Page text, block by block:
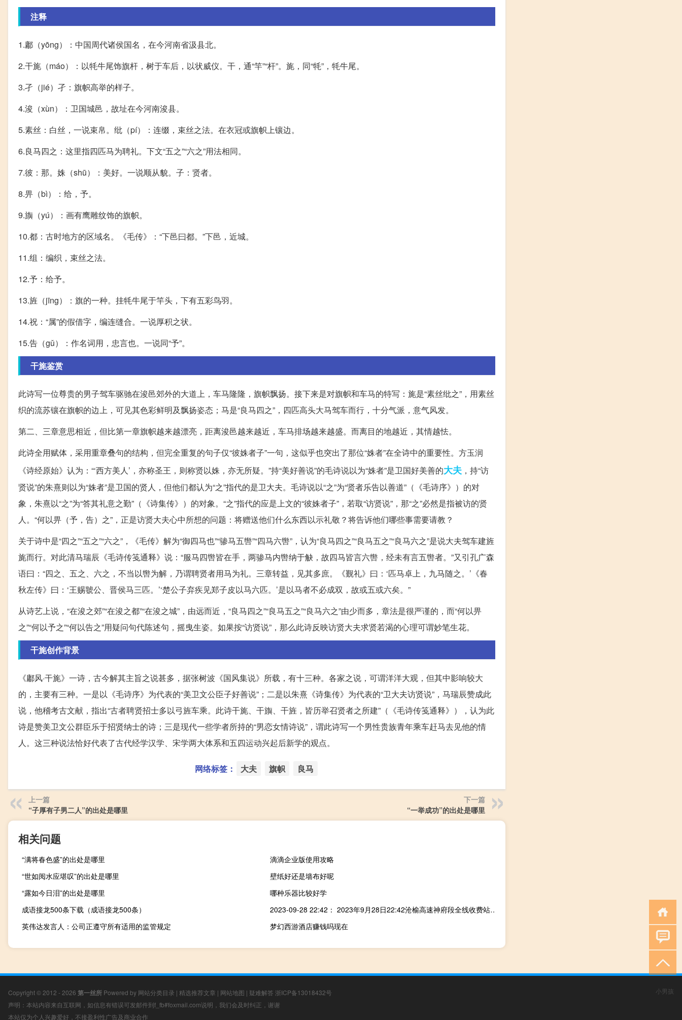
注释
1.鄘（yōng）：中国周代诸侯国名，在今河南省汲县北。
2.干旄（máo）：以牦牛尾饰旗杆，树于车后，以状威仪。干，通“竿”“杆”。旄，同“牦”，牦牛尾。
3.孑（jié）孑：旗帜高举的样子。
4.浚（xùn）：卫国城邑，故址在今河南浚县。
5.素丝：白丝，一说束帛。纰（pí）：连缀，束丝之法。在衣冠或旗帜上镶边。
6.良马四之：这里指四匹马为聘礼。下文“五之”“六之”用法相同。
7.彼：那。姝（shū）：美好。一说顺从貌。子：贤者。
8.畀（bì）：给，予。
9.旟（yú）：画有鹰雕纹饰的旗帜。
10.都：古时地方的区域名。《毛传》：“下邑曰都。”下邑，近城。
11.组：编织，束丝之法。
12.予：给予。
13.旌（jīng）：旗的一种。挂牦牛尾于竿头，下有五彩鸟羽。
14.祝：“属”的假借字，编连缝合。一说厚积之状。
15.告（gǔ）：作名词用，忠言也。一说同“予”。
干旄鉴赏
此诗写一位尊贵的男子驾车驱驰在浚邑郊外的大道上，车马隆隆，旗帜飘扬。接下来是对旗帜和车马的特写：旄是“素丝纰之”，用素丝
织的流苏镶在旗帜的边上，可见其色彩鲜明及飘扬姿态；马是“良马四之”，四匹高头大马驾车而行，十分气派，意气风发。
第二、三章意思相近，但比第一章旗帜越来越漂亮，距离浚邑越来越近，车马排场越来越盛。而离目的地越近，其情越怯。
此诗全用赋体，采用重章叠句的结构，但完全重复的句子仅“彼姝者子”一句，这似乎也突出了那位“姝者”在全诗中的重要性。方玉润
《诗经原始》认为：“‘西方美人’，亦称圣王，则称贤以姝，亦无所疑。”持“美好善说”的毛诗说以为“姝者”是卫国好美善的大夫 ，持“访
贤说”的朱熹则以为“姝者”是卫国的贤人，但他们都认为“之”指代的是卫大夫。毛诗说以“之”为“贤者乐告以善道”（《毛诗序》）的对
象，朱熹以“之”为“答其礼意之勤”（《诗集传》）的对象。“之”指代的应是上文的“彼姝者子”，若取“访贤说”，那“之”必然是指被访的贤
人。“何以畀（予，告）之”，正是访贤大夫心中所想的问题：将赠送他们什么东西以示礼敬？将告诉他们哪些事需要请教？
关于诗中是“四之”“五之”“六之”，《毛传》解为“御四马也”“骖马五辔”“四马六辔”，认为“良马四之”“良马五之”“良马六之”是说大夫驾车建旌
旄而行。对此清马瑞辰《毛诗传笺通释》说：“服马四辔皆在手，两骖马内辔纳于觖，故四马皆言六辔，经未有言五辔者。”又引孔广森
语曰：“四之、五之、六之，不当以辔为解，乃谓聘贤者用马为礼。三章转益，见其多庶。《觐礼》曰：‘匹马卓上，九马随之。’《春
秋左传》曰：‘王赐虢公、晋侯马三匹。’‘楚公子弃疾见郑子皮以马六匹。’是以马者不必成双，故或五或六矣。”
从诗艺上说，“在浚之郊”“在浚之都”“在浚之城”，由远而近，“良马四之”“良马五之”“良马六之”由少而多，章法是很严谨的，而“何以畀
之”“何以予之”“何以告之”用疑问句代陈述句，摇曳生姿。如果按“访贤说”，那么此诗反映访贤大夫求贤若渴的心理可谓妙笔生花。
干旄创作背景
《鄘风·干旄》一诗，古今解其主旨之说甚多，据张树波《国风集说》所载，有十三种。各家之说，可谓洋洋大观，但其中影响较大
的，主要有三种。一是以《毛诗序》为代表的“美卫文公臣子好善说”；二是以朱熹《诗集传》为代表的“卫大夫访贤说”，马瑞辰赞成此
说，他稽考古文献，指出“古者聘贤招士多以弓旌车乘。此诗干旄、干旟、干旌，皆历举召贤者之所建”（《毛诗传笺通释》），认为此
诗是赞美卫文公群臣乐于招贤纳士的诗；三是现代一些学者所持的“男恋女情诗说”，谓此诗写一个男性贵族青年乘车赶马去见他的情
人。这三种说法恰好代表了古代经学汉学、宋学两大体系和五四运动兴起后新学的观点。
网络标签： 大夫 旗帜 良马
上一篇
“子厚有子男二人”的出处是哪里
下一篇
“一举成功”的出处是哪里
相关问题
“满将春色盛”的出处是哪里
滴滴企业版使用攻略
“世如阅水应堪叹”的出处是哪里
壁纸好还是墙布好呢
“露如今日泪”的出处是哪里
哪种乐器比较好学
成语接龙500条下载（成语接龙500条）
2023-09-28 22:42： 2023年9月28日22:42沧榆高速神府段全线收费站入口解除封闭。 ​​​
英伟达发言人：公司正遵守所有适用的监管规定
梦幻西游酒店赚钱吗现在
Copyright © 2012 - 2026 第一丝所 Powered by 网站分类目录 | 精选推荐文章 | 网站地图 | 疑难解答 浙ICP备13018432号
声明：本站内容来自互联网，如信息有错误可发邮件到f_fb#foxmail.com说明，我们会及时纠正，谢谢
本站仅为个人兴趣爱好，不接盈利性广告及商业合作
小男孩